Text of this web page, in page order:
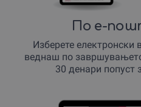
По е-
Изберете електронски
веднаш по
30 денари попуст